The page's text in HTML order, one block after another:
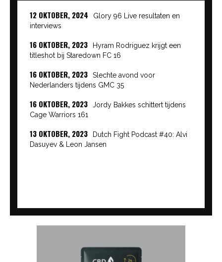
12 OKTOBER, 2024
Glory 96 Live resultaten en
interviews
16 OKTOBER, 2023
Hyram Rodriguez krijgt een
titleshot bij Staredown FC 16
16 OKTOBER, 2023
Slechte avond voor
Nederlanders tijdens GMC 35
16 OKTOBER, 2023
Jordy Bakkes schittert tijdens
Cage Warriors 161
13 OKTOBER, 2023
Dutch Fight Podcast #40: Alvi
Dasuyev & Leon Jansen